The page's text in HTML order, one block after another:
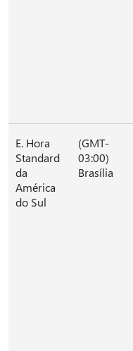
E. Hora
Standard
da
América
do Sul
(GMT-
03:00)
Brasília